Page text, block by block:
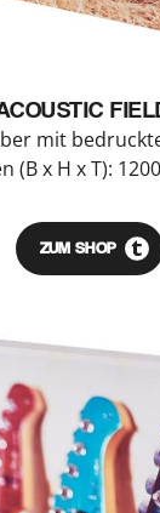
mit
(B x H x T):
ZUM SHOP